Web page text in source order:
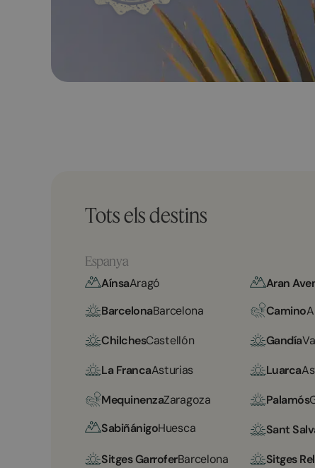
Tots els destins
Espanya
AínsaAragó Aran
BarcelonaBarcelona Camino
ChilchesCastellón Gandía
La FrancaAsturias Luarca
MequinenzaZaragoza Palamós
SabiñánigoHuesca Sant
Sitges GarroferBarcelona Sitges